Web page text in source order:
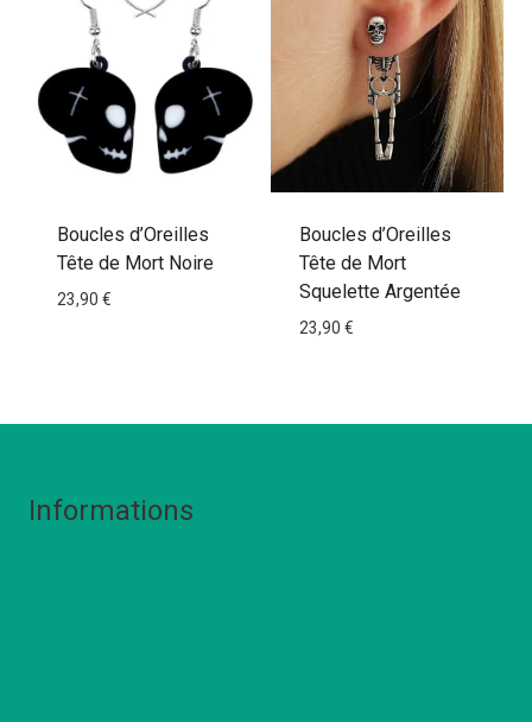
Boucles d’Oreilles
Tête de Mort Noire
23,90 €
Boucles d’Oreilles
Tête de Mort
Squelette Argentée
23,90 €
Informations